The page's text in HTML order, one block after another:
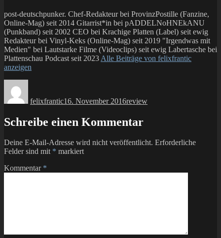
post-deutschpunker. Chef-Redakteur bei ProvinzPostille (Fanzine,
Online-Mag) seit 2014 Gitarrist*in bei pADDELNoHNEkANU
(Punkband) seit 2002 CEO bei Krachige Platten (Label) seit ewig
Redakteur bei Vinyl-Keks (Online-Mag) seit 2019 "Irgendwas mit
Medien" bei Lautstarke Filme (Videoclips) seit ewig Labertasche bei
Plattenschau Podcast seit 2023 Alle Beiträge von felixfrantic
anzeigen
felixfrantic16. November 2016review
Schreibe einen Kommentar
Deine E-Mail-Adresse wird nicht veröffentlicht. Erforderliche
Felder sind mit * markiert
Kommentar *